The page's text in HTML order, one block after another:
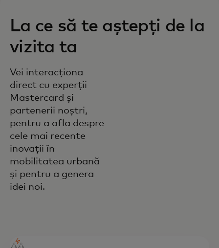
La ce să te aștepți de la
vizita ta
Vei interacționa
direct cu experții
Mastercard și
partenerii noștri,
pentru a afla despre
cele mai recente
inovații în
mobilitatea urbană
și pentru a genera
idei noi.